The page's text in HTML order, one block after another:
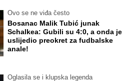
Ovo se ne viđa često
Bosanac Malik Tubić junak
Schalkea: Gubili su 4:0, a onda je
uslijedio preokret za fudbalske
anale!
Oglasila se i klupska legenda